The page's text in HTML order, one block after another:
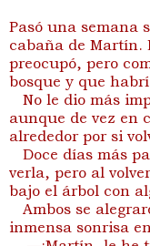
Pasó una semana
cabaña de Martín.
preocupó, pero
bosque y que
No le dio más
aunque de vez en
alrededor por si
Doce días más
verla, pero al
bajo el árbol con
Ambos se
inmensa sonrisa